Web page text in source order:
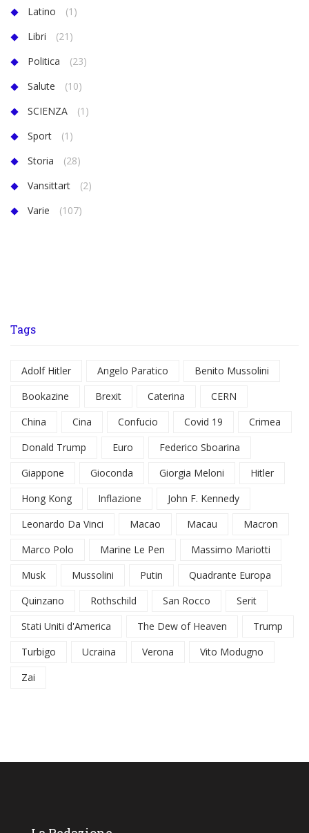
Latino
(1)
Libri
(21)
Politica
(23)
Salute
(10)
SCIENZA
(1)
Sport
(1)
Storia
(28)
Vansittart
(2)
Varie
(107)
Tags
Adolf Hitler Angelo Paratico
Benito Mussolini
Bookazine
Brexit Caterina
CERN
China
Cina Confucio Covid 19
Crimea
Donald Trump
Euro
Federico Sboarina
Giappone
Gioconda Giorgia Meloni
Hitler
Hong Kong
Inflazione
John F. Kennedy
Leonardo Da Vinci
Macao Macau
Macron
Marco Polo
Marine Le Pen
Massimo Mariotti
Musk
Mussolini Putin
Quadrante Europa
Quinzano
Rothschild San Rocco
Serit
Stati Uniti d'America
The Dew of Heaven
Trump
Turbigo
Ucraina Verona
Vito Modugno
Zai